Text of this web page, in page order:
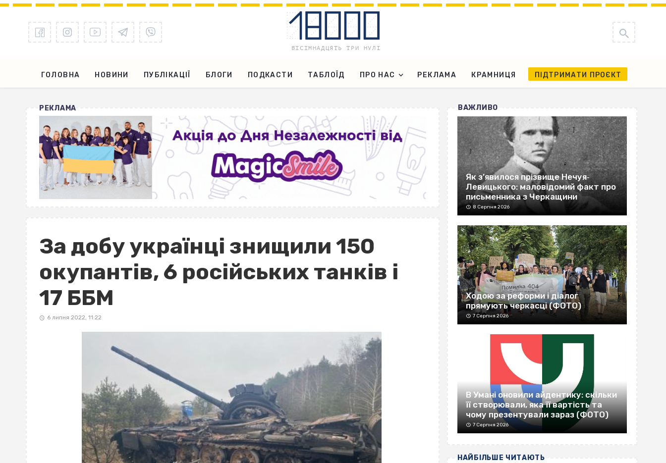
ГОЛОВНА НОВИНИ ПУБЛІКАЦІЇ БЛОГИ ПОДКАСТИ ТАБЛОЇД ПРО НАС РЕКЛАМА КРАМНИЦЯ ПІДТРИМАТИ ПРОЄКТ
РЕКЛАМА
За добу українці знищили 150
окупантів, 6 російських танків і
17 ББМ
6 липня 2022, 11:22
ВАЖЛИВО
Як з’явилося прізвище Нечуя‐
Левицького: маловідомий факт про
письменника з Черкащини
8 Серпня 2026
Ходою за реформи і діалог
прямують черкасці (ФОТО)
7 Серпня 2026
В Умані оновили айдентику: скільки
її створювали, яка її вартість та
чому презентували зараз (ФОТО)
7 Серпня 2026
НАЙБІЛЬШЕ ЧИТАЮТЬ